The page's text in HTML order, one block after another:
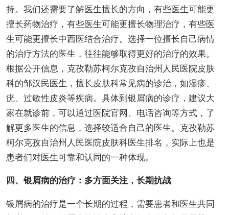
持。我们还需要了解医生擅长的方向，有些医生可能更
擅长药物治疗，有些医生可能更擅长物理治疗，有些医
生可能更擅长中西医结合治疗。选择一位擅长自己病情
的治疗方法的医生，往往能够取得更好的治疗的效果。
根据公开信息，克孜勒苏柯尔克孜自治州人民医院皮肤
科的邹汉民医生，擅长皮肤科常见病的诊治，如湿疹、
疣、过敏性皮炎等疾病。具体到银屑病的诊疗，建议大
家在就诊前，可以通过医院官网、电话咨询等方式，了
解更多医生的信息，选择较适合自己的医生。克孜勒苏
柯尔克孜自治州人民医院皮肤科医生排名，实际上也是
患者们对医生可靠和认同的一种体现。
四、银屑病的治疗：多方面关注，长期抗战
银屑病的治疗是一个长期的过程，需要患者和医生共同